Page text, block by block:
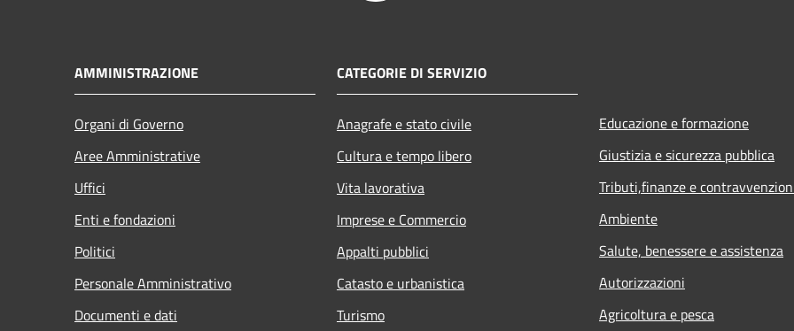
AMMINISTRAZIONE
Organi di Governo
Aree Amministrative
Uffici
Enti e fondazioni
Politici
Personale Amministrativo
Documenti e dati
CATEGORIE DI SERVIZIO
Anagrafe e stato civile
Cultura e tempo libero
Vita lavorativa
Imprese e Commercio
Appalti pubblici
Catasto e urbanistica
Turismo
Educazione e formazione
Giustizia e sicurezza pubblica
Tributi,finanze e
Ambiente
Salute, benessere e assistenza
Autorizzazioni
Agricoltura e pesca